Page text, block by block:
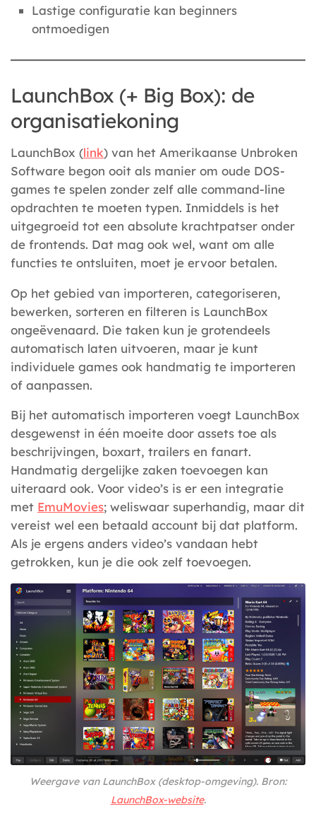
Lastige configuratie kan beginners
ontmoedigen
LaunchBox (+ Big Box): de
organisatiekoning
LaunchBox (link) van het Amerikaanse Unbroken
Software begon ooit als manier om oude DOS-
games te spelen zonder zelf alle command-line
opdrachten te moeten typen. Inmiddels is het
uitgegroeid tot een absolute krachtpatser onder
de frontends. Dat mag ook wel, want om alle
functies te ontsluiten, moet je ervoor betalen.
Op het gebied van importeren, categoriseren,
bewerken, sorteren en filteren is LaunchBox
ongeëvenaard. Die taken kun je grotendeels
automatisch laten uitvoeren, maar je kunt
individuele games ook handmatig te importeren
of aanpassen.
Bij het automatisch importeren voegt LaunchBox
desgewenst in één moeite door assets toe als
beschrijvingen, boxart, trailers en fanart.
Handmatig dergelijke zaken toevoegen kan
uiteraard ook. Voor video’s is er een integratie
met EmuMovies; weliswaar superhandig, maar dit
vereist wel een betaald account bij dat platform.
Als je ergens anders video’s vandaan hebt
getrokken, kun je die ook zelf toevoegen.
Weergave van LaunchBox (desktop-omgeving). Bron:
LaunchBox-website.